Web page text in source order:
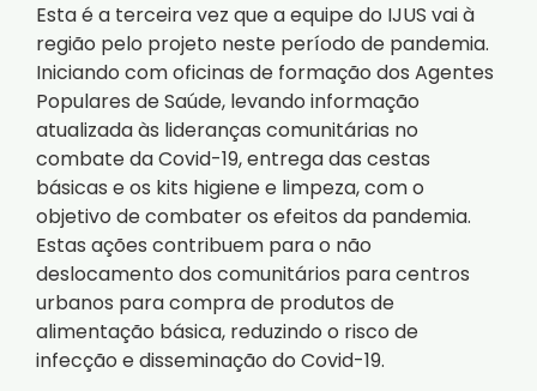
Esta é a terceira vez que a equipe do IJUS vai à
região pelo projeto neste período de pandemia.
Iniciando com oficinas de formação dos Agentes
Populares de Saúde, levando informação
atualizada às lideranças comunitárias no
combate da Covid-19, entrega das cestas
básicas e os kits higiene e limpeza, com o
objetivo de combater os efeitos da pandemia.
Estas ações contribuem para o não
deslocamento dos comunitários para centros
urbanos para compra de produtos de
alimentação básica, reduzindo o risco de
infecção e disseminação do Covid-19.